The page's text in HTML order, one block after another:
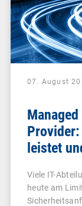
07. August
Provider:
leistet
Viele IT-
heute am